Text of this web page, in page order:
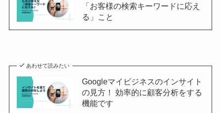
「お客様の検索キーワードに応え
る」こと
あわせて読みたい
Googleマイビジネスのインサイト
の見方！ 効率的に顧客分析をする
機能です